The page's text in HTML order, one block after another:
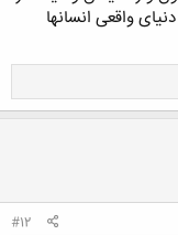
واقعی انسانها
#12